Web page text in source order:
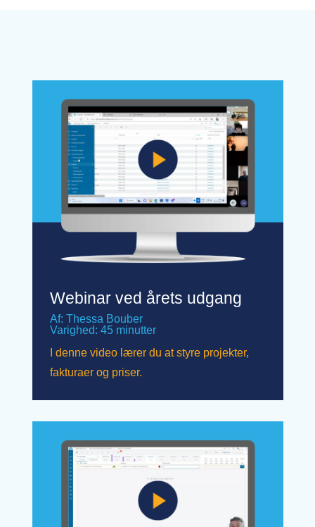
Webinar ved årets udgang
Af: Thessa Bouber
Varighed: 45 minutter
I denne video lærer du at styre projekter,
fakturaer og priser.